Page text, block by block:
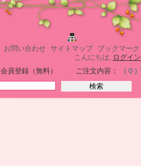
お問い合わせ サイトマップ
ブックマーク
こんにちは,
ログイン
ご注文内容： （０）
会員登録（無料）